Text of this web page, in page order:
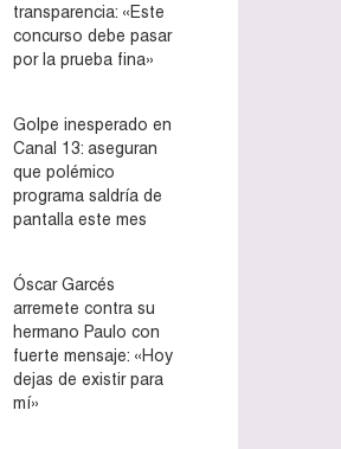
transparencia: «Este
concurso debe pasar
por la prueba fina»
Golpe inesperado en
Canal 13: aseguran
que polémico
programa saldría de
pantalla este mes
Óscar Garcés
arremete contra su
hermano Paulo con
fuerte mensaje: «Hoy
dejas de existir para
mí»